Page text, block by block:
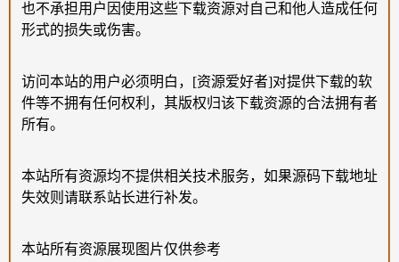
也不承担用户因使用这些下载资源对自己和他人造成任何
形式的损失或伤害。
访问本站的用户必须明白，[资源爱好者]对提供下载的软
件等不拥有任何权利，其版权归该下载资源的合法拥有者
所有。
本站所有资源均不提供相关技术服务，如果源码下载地址
失效则请联系站长进行补发。
本站所有资源展现图片仅供参考